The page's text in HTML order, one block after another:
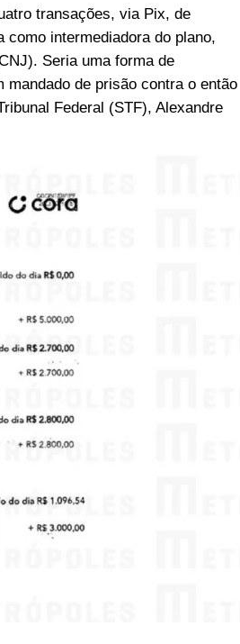
transações, via Pix, de
como intermediadora do plano,
Seria uma forma de
de prisão contra o então
Federal (STF), Alexandre